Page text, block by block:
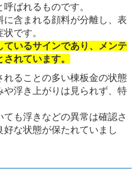
呼ばれるものです。
含まれる顔料が分離し、表
です。
ているサインであり、メンテ
れています。
れることの多い棟板金の状態
や浮き上がりは見られず、特
も浮きなどの異常は確認さ
な状態が保たれていまし